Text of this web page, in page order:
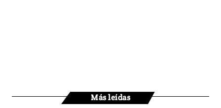
Más leídas